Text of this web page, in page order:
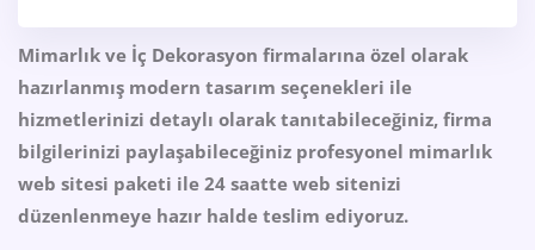
Mimarlık ve İç Dekorasyon firmalarına özel olarak
hazırlanmış modern tasarım seçenekleri ile
hizmetlerinizi detaylı olarak tanıtabileceğiniz, firma
bilgilerinizi paylaşabileceğiniz profesyonel mimarlık
web sitesi paketi ile 24 saatte web sitenizi
düzenlenmeye hazır halde teslim ediyoruz.